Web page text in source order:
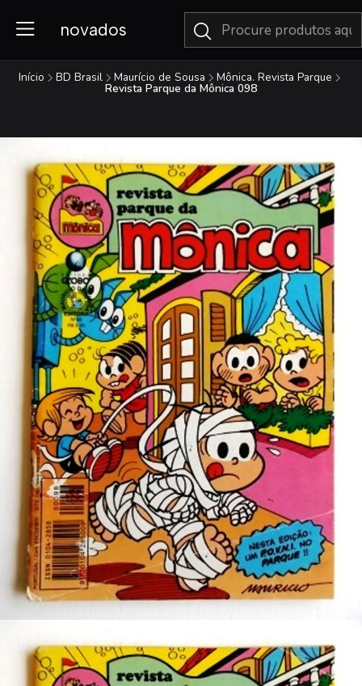
novados
Início BD Brasil Maurício de Sousa Mônica. Revista Parque
Revista Parque da Mônica 098